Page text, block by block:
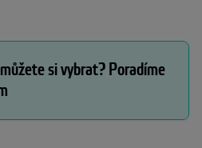
si vybrat? Poradíme